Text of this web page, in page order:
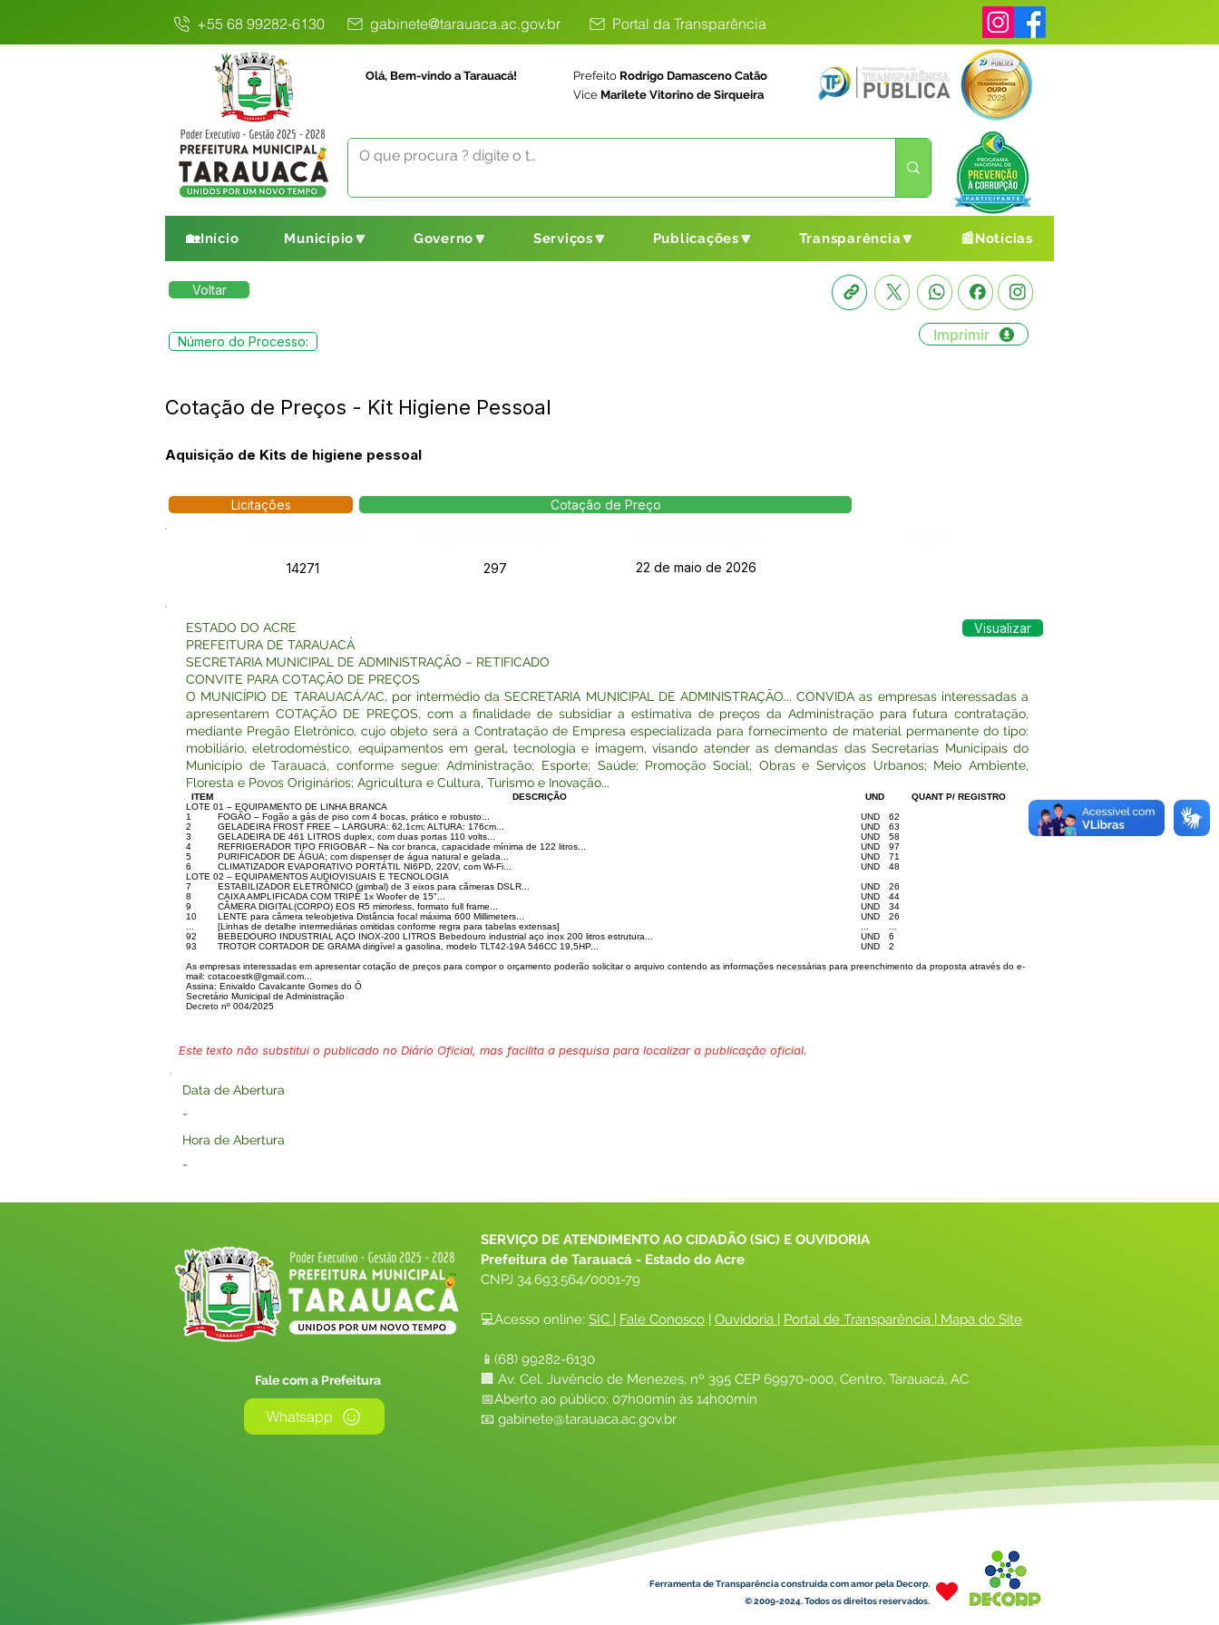
+55 68 99282-6130 gabinete@tarauaca.ac.gov.br Portal da Transparência
Olá, Bem-vindo a Tarauacá! Prefeito Rodrigo Damasceno Catão
Vice Marilete Vitorino de Sirqueira
🏡Início Município🔽 Governo🔽 Serviços🔽 Publicações🔽 Transparência🔽 📰Notícias
Voltar
Número do Processo: Imprimir
Cotação de Preços - Kit Higiene Pessoal
Aquisição de Kits de higiene pessoal
Licitações Cotação de Preço
14271
297 22 de maio de 2026
ESTADO DO ACRE
PREFEITURA DE TARAUACÁ
SECRETARIA MUNICIPAL DE ADMINISTRAÇÃO – RETIFICADO
CONVITE PARA COTAÇÃO DE PREÇOS
O MUNICÍPIO DE TARAUACÁ/AC, por intermédio da SECRETARIA MUNICIPAL DE ADMINISTRAÇÃO... CONVIDA as empresas interessadas a
apresentarem COTAÇÃO DE PREÇOS, com a finalidade de subsidiar a estimativa de preços da Administração para futura contratação,
mediante Pregão Eletrônico, cujo objeto será a Contratação de Empresa especializada para fornecimento de material permanente do tipo:
mobiliário, eletrodoméstico, equipamentos em geral, tecnologia e imagem, visando atender as demandas das Secretarias Municipais do
Município de Tarauacá, conforme segue: Administração; Esporte; Saúde; Promoção Social; Obras e Serviços Urbanos; Meio Ambiente,
Floresta e Povos Originários; Agricultura e Cultura, Turismo e Inovação...
ITEM DESCRIÇÃO UND
QUANT P/ REGISTRO
LOTE 01 – EQUIPAMENTO DE LINHA BRANCA
1
FOGÃO – Fogão a gás de piso com 4 bocas, prático e robusto... UND
62
2
GELADEIRA FROST FREE – LARGURA: 62,1cm; ALTURA: 176cm... UND
63
3
GELADEIRA DE 461 LITROS duplex, com duas portas 110 volts... UND
58
4
REFRIGERADOR TIPO FRIGOBAR – Na cor branca, capacidade mínima de 122 litros... UND
97
5
PURIFICADOR DE ÁGUA; com dispenser de água natural e gelada... UND
71
6
CLIMATIZADOR EVAPORATIVO PORTÁTIL NI6PD, 220V, com Wi-Fi... UND
48
LOTE 02 – EQUIPAMENTOS AUDIOVISUAIS E TECNOLOGIA
7
ESTABILIZADOR ELETRÔNICO (gimbal) de 3 eixos para câmeras DSLR... UND
26
8
CAIXA AMPLIFICADA COM TRIPÉ 1x Woofer de 15"... UND
44
9
CÂMERA DIGITAL(CORPO) EOS R5 mirrorless, formato full frame... UND
34
10
LENTE para câmera teleobjetiva Distância focal máxima 600 Millimeters... UND
26
[Linhas de detalhe intermediárias omitidas conforme regra para tabelas extensas]
92
BEBEDOURO INDUSTRIAL AÇO INOX-200 LITROS Bebedouro industrial aço inox 200 litros estrutura... UND
6
93
TROTOR CORTADOR DE GRAMA dirigível a gasolina, modelo TLT42-19A 546CC 19,5HP... UND
2
As empresas interessadas em apresentar cotação de preços para compor o orçamento poderão solicitar o arquivo contendo as informações necessárias para preenchimento da proposta através do e-
mail: cotacoestk@gmail.com
Assina: Enivaldo Cavalcante Gomes do Ó
Secretário Municipal de Administração
Decreto nº 004/2025
Visualizar
Este texto não substitui o publicado no Diário Oficial, mas facilita a pesquisa para localizar a publicação oficial.
Data de Abertura
-
Hora de Abertura
-
Fale com a Prefeitura
Whatsapp
SERVIÇO DE ATENDIMENTO AO CIDADÃO (SIC) E OUVIDORIA
Prefeitura de Tarauacá - Estado do Acre
CNPJ 34.693.564/0001-79
💻Acesso online: SIC | Fale Conosco | Ouvidoria | Portal de Transparência | Mapa do Site
📱(68) 99282-6130
🏢 Av. Cel. Juvêncio de Menezes, nº 395 CEP 69970-000, Centro, Tarauacá, AC
📅Aberto ao público: 07h00min às 14h00min
📧 gabinete@tarauaca.ac.gov.br
Ferramenta de Transparência construída com amor pela Decorp.
© 2009-2024. Todos os direitos reservados.